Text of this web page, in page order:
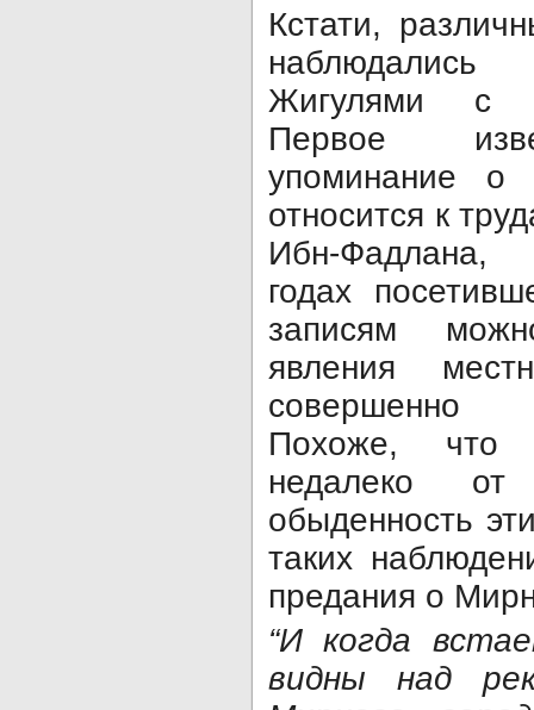
Кстати,
Жигулями с
Первое
упоминание о
относится к
Ибн-
годах
записям
явления
совершенно
Похоже, что
недалеко от
обыденность
таких
предания о
“И когда
видны над